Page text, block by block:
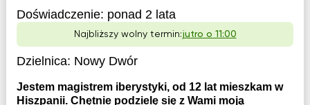
Doświadczenie: ponad 2 lata
Najbliższy wolny termin:jutro o 11:00
Dzielnica: Nowy Dwór
Jestem magistrem iberystyki, od 12 lat mieszkam w
Hiszpanii. Chętnie podzielę się z Wami mojḁ